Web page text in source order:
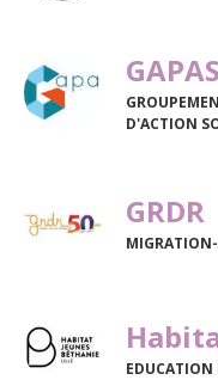
GAPAS
D'ACTION
GRDR
EDUCATION